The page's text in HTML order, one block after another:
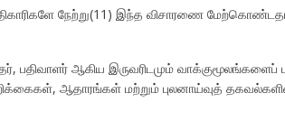
நேற்று(11) இந்த விசாரணை
ஆகிய இருவரிடமும் வாக்குமூலங்களைப்
ஆதாரங்கள் மற்றும் புலனாய்வுத்